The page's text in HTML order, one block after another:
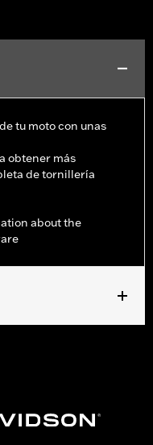
tu moto con unas
obtener más
de tornillería
about the